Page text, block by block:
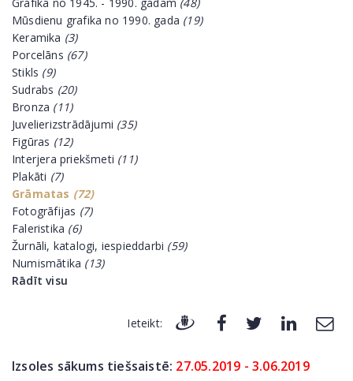
Mūsdienu grafika no 1990. gada (19)
Keramika (3)
Porcelāns (67)
Stikls (9)
Sudrabs (20)
Bronza (11)
Juvelierizstrādājumi (35)
Figūras (12)
Interjera priekšmeti (11)
Plakāti (7)
Grāmatas (72)
Fotogrāfijas (7)
Faleristika (6)
Žurnāli, katalogi, iespieddarbi (59)
Numismātika (13)
Rādīt visu
Ieteikt:
Izsoles sākums tiešsaistē: 27.05.2019 - 3.06.2019